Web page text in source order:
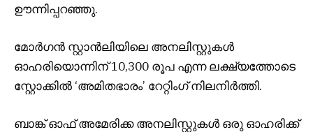
ഊന്നിപ്പറഞ്ഞു.
മോർഗൻ സ്റ്റാൻലിയിലെ അനലിസ്റ്റുകൾ
ഓഹരിയൊന്നിന് 10,300 രൂപ എന്ന ലക്ഷ്യത്തോടെ
സ്റ്റോക്കിൽ ‘അമിതഭാരം’ റേറ്റിംഗ് നിലനിർത്തി.
ബാങ്ക് ഓഫ് അമേരിക്ക അനലിസ്റ്റുകൾ ഒരു ഓഹരിക്ക്